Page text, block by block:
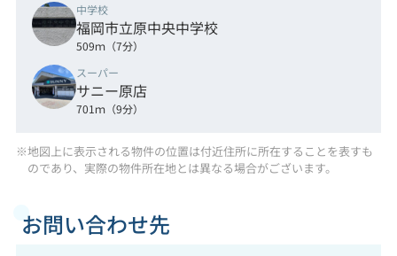
中学校
福岡市立原中央中学校
509ｍ（7分）
スーパー
サニー原店
701ｍ（9分）
※地図上に表示される物件の位置は付近住所に所在することを表すも
のであり、実際の物件所在地とは異なる場合がございます。
お問い合わせ先